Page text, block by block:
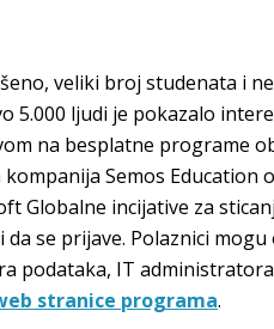
veliki broj studenata i
5.000 ljudi je pokazalo
na besplatne programe
Semos Education
Globalne incijative za
se prijave. Polaznici
podataka, IT
stranice programa.